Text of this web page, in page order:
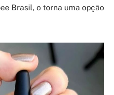
Brasil, o torna uma opção